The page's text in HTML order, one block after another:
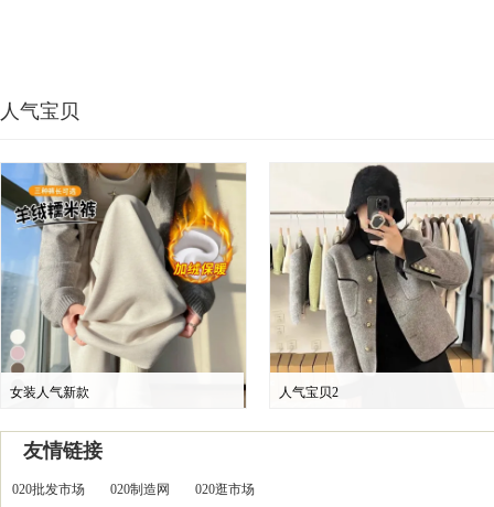
人气宝贝
女装人气新款 人气宝贝2
友情链接
020批发市场 020制造网 020逛市场